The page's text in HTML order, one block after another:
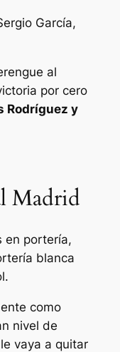
García,
al
por cero
Rodríguez y
Madrid
en portería,
blanca
como
nivel de
vaya a quitar